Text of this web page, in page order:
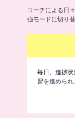
コーチによる日
強モードに切り替
毎日、進捗
習を進められ